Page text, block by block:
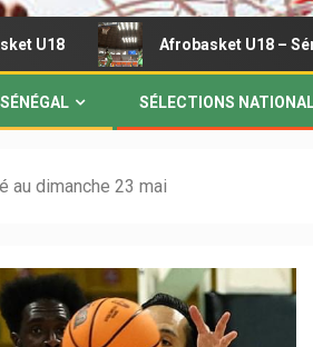
Afrobasket U18 – Sénégal vs
SÉLECTIONS
au dimanche 23 mai